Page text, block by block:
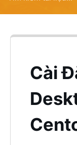
Cài